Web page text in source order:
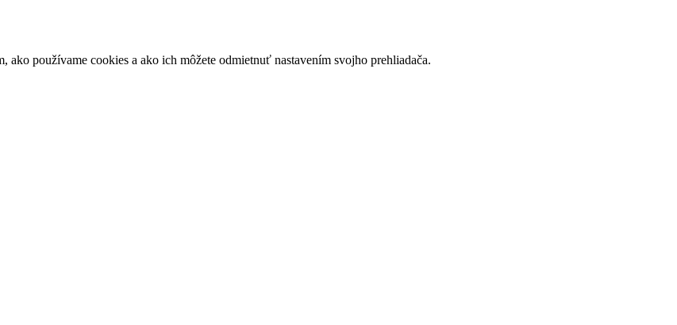
používame cookies a ako ich môžete odmietnuť nastavením svojho prehliadača.